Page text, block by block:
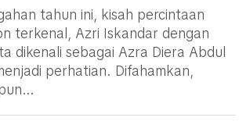
tahun ini, kisah percintaan
terkenal, Azri Iskandar dengan
dikenali sebagai Azra Diera Abdul
perhatian. Difahamkan,